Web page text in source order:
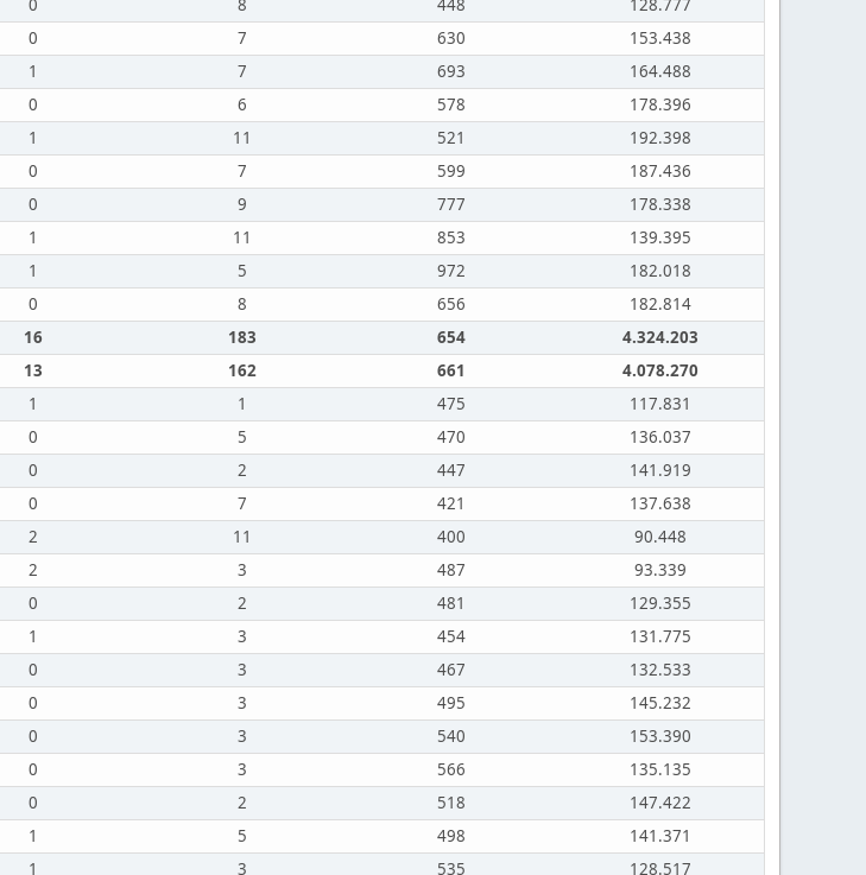
0 8 448
128.777
0 7 630
153.438
1 7 693
164.488
0 6 578
178.396
1 11 521
192.398
0 7 599
187.436
0 9 777
178.338
1 11 853
139.395
1 5 972
182.018
0 8 656
182.814
16 183 654
4.324.203
13 162 661
4.078.270
1 1 475
117.831
0 5 470
136.037
0 2 447
141.919
0 7 421
137.638
2 11 400
90.448
2 3 487
93.339
0 2 481
129.355
1 3 454
131.775
0 3 467
132.533
0 3 495
145.232
0 3 540
153.390
0 3 566
135.135
0 2 518
147.422
1 5 498
141.371
1 3 535 128.517